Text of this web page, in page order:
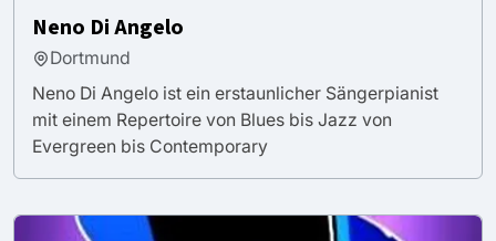
Neno Di Angelo
Dortmund
Neno Di Angelo ist ein erstaunlicher Sängerpianist
mit einem Repertoire von Blues bis Jazz von
Evergreen bis Contemporary